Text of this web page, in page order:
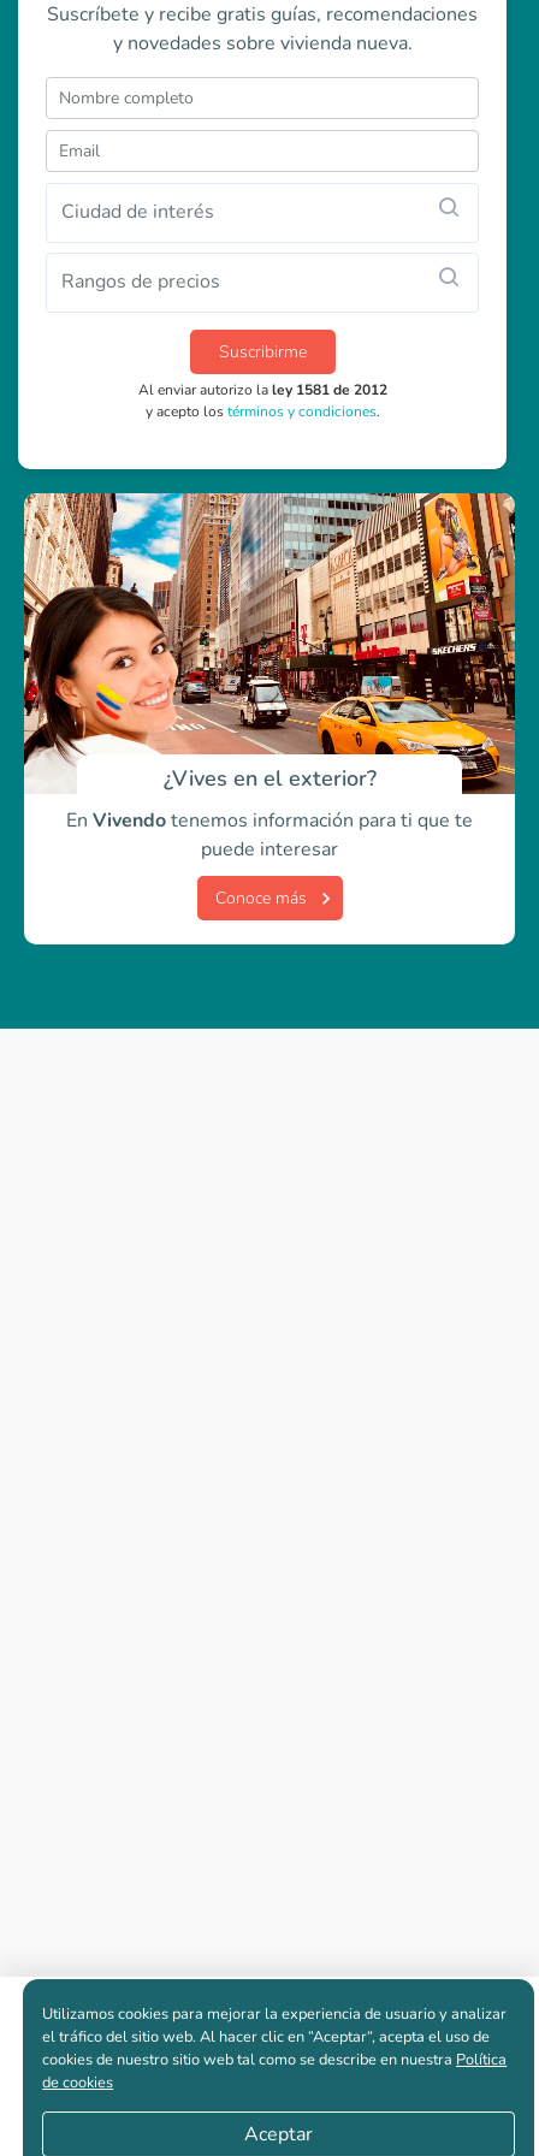
Suscríbete y recibe gratis guías, recomendaciones
y novedades sobre vivienda nueva.
Ciudad de interés
Rangos de precios
Suscribirme
Al enviar autorizo laley 1581 de 2012
y acepto lostérminos y condiciones.
¿Vives en el exterior?
En Vivendotenemos información para ti que te
puede interesar
Conoce más
Apartamentos nuevos
Casas nuevas en venta
Utilizamos cookies para mejorar la experiencia de usuario y analizar
el tráfico del sitio web. Al hacer clic en “Aceptar“, acepta el uso de
cookies de nuestro sitio web tal como se describe en nuestra Política
de cookies
Aceptar